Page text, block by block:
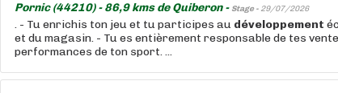
Pornic (44210) - 86,9 kms de Quiberon - Stage - 29/07/2026
. - Tu enrichis ton jeu et tu participes au développement
et du magasin. - Tu es entièrement responsable de tes
performances de ton sport. ...